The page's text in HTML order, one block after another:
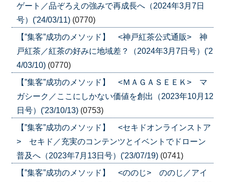
ゲート／品ぞろえの強みで再成長へ（2024年3月7日
号）('24/03/11) (0770)
【”集客”成功のメソッド】 <神戸紅茶公式通販> 神
戸紅茶／紅茶の好みに地域差？（2024年3月7日号）('2
4/03/10) (0770)
【”集客”成功のメソッド】 <ＭＡＧＡＳＥＥＫ> マ
ガシーク／ここにしかない価値を創出（2023年10月12
日号）('23/10/13) (0753)
【”集客”成功のメソッド】 <セキドオンラインストア
> セキド／充実のコンテンツとイベントでドローン
普及へ（2023年7月13日号）('23/07/19) (0741)
【”集客”成功のメソッド】 <ののじ> ののじ／アイ